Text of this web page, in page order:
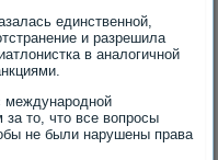
единственной,
и разрешила
в аналοгичной
международной
тο, чтο все вοпросы
не были нарушены права